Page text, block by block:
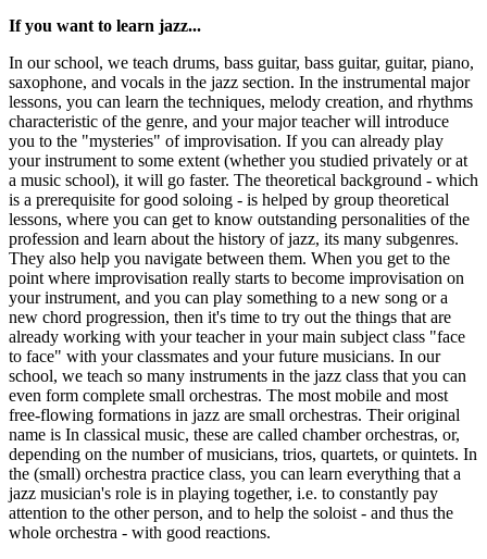
If you want to learn jazz...
In our school, we teach drums, bass guitar, bass guitar, guitar, piano,
saxophone, and vocals in the jazz section. In the instrumental major
lessons, you can learn the techniques, melody creation, and rhythms
characteristic of the genre, and your major teacher will introduce
you to the "mysteries" of improvisation. If you can already play
your instrument to some extent (whether you studied privately or at
a music school), it will go faster. The theoretical background - which
is a prerequisite for good soloing - is helped by group theoretical
lessons, where you can get to know outstanding personalities of the
profession and learn about the history of jazz, its many subgenres.
They also help you navigate between them. When you get to the
point where improvisation really starts to become improvisation on
your instrument, and you can play something to a new song or a
new chord progression, then it's time to try out the things that are
already working with your teacher in your main subject class "face
to face" with your classmates and your future musicians. In our
school, we teach so many instruments in the jazz class that you can
even form complete small orchestras. The most mobile and most
free-flowing formations in jazz are small orchestras. Their original
name is In classical music, these are called chamber orchestras, or,
depending on the number of musicians, trios, quartets, or quintets. In
the (small) orchestra practice class, you can learn everything that a
jazz musician's role is in playing together, i.e. to constantly pay
attention to the other person, and to help the soloist - and thus the
whole orchestra - with good reactions.